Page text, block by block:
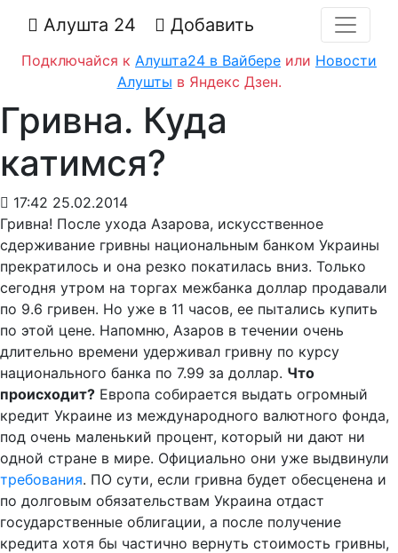
Алушта 24 Добавить
Подключайся к Алушта24 в Вайбере или Новости
Алушты в Яндекс Дзен.
Гривна. Куда
катимся?
17:42 25.02.2014
Гривна! После ухода Азарова, искусственное
сдерживание гривны национальным банком Украины
прекратилось и она резко покатилась вниз. Только
сегодня утром на торгах межбанка доллар продавали
по 9.6 гривен. Но уже в 11 часов, ее пытались купить
по этой цене. Напомню, Азаров в течении очень
длительно времени удерживал гривну по курсу
национального банка по 7.99 за доллар. Что
происходит? Европа собирается выдать огромный
кредит Украине из международного валютного фонда,
под очень маленький процент, который ни дают ни
одной стране в мире. Официально они уже выдвинули
требования. ПО сути, если гривна будет обесценена и
по долговым обязательствам Украина отдаст
государственные облигации, а после получение
кредита хотя бы частично вернуть стоимость гривны,